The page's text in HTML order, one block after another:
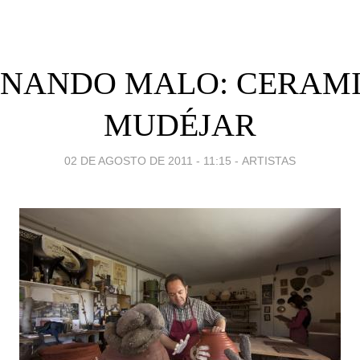
MALO:
MUDÉJAR
02 DE AGOSTO DE 2011 - 11:15 - ARTISTAS